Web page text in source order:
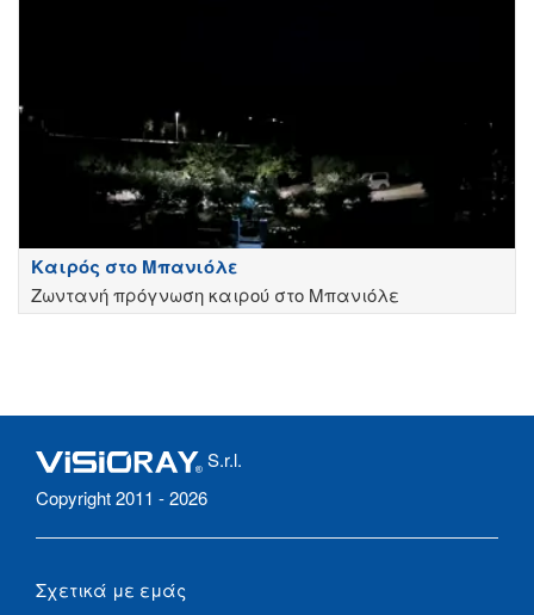
Καιρός στο Μπανιόλε
Ζωντανή πρόγνωση καιρού στο Μπανιόλε
S.r.l.
Copyright 2011 - 2026
Σχετικά με εμάς